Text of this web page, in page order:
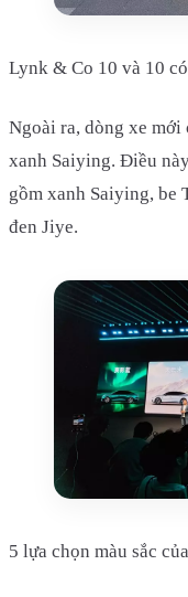
Lynk & Co 10 và 10
Ngoài ra, dòng xe mới
xanh Saiying. Điều
gồm xanh Saiying, be
đen Jiye.
5 lựa chọn màu sắc